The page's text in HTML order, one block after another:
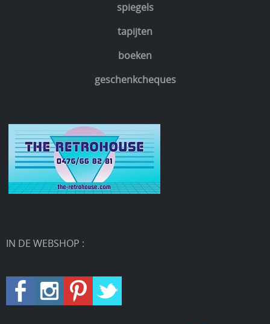
spiegels
tapijten
boeken
geschenkcheques
IN DE WEBSHOP :